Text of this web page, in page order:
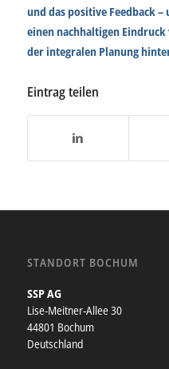
und das positive Feedback
einen nachhaltigen
der integralen Planung
Eintrag teilen
STANDORT BOCHUM
SSP AG
Lise-Meitner-Allee 30
44801 Bochum
Deutschland